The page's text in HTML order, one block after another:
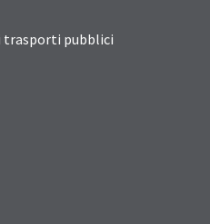
trasporti pubblici